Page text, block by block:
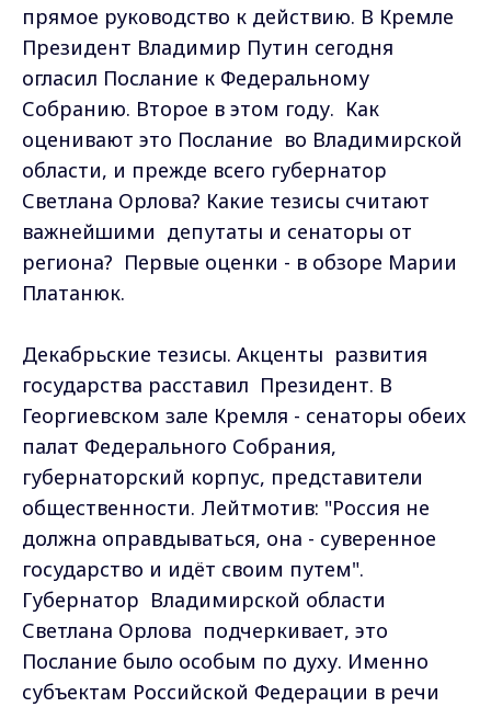
прямое руководство к действию. В Кремле
Президент Владимир Путин сегодня
огласил Послание к Федеральному
Собранию. Второе в этом году. Как
оценивают это Послание во Владимирской
области, и прежде всего губернатор
Светлана Орлова? Какие тезисы считают
важнейшими депутаты и сенаторы от
региона? Первые оценки - в обзоре Марии
Платанюк.
Декабрьские тезисы. Акценты развития
государства расставил Президент. В
Георгиевском зале Кремля - сенаторы обеих
палат Федерального Собрания,
губернаторский корпус, представители
общественности. Лейтмотив: "Россия не
должна оправдываться, она - суверенное
государство и идёт своим путем".
Губернатор Владимирской области
Светлана Орлова подчеркивает, это
Послание было особым по духу. Именно
субъектам Российской Федерации в речи